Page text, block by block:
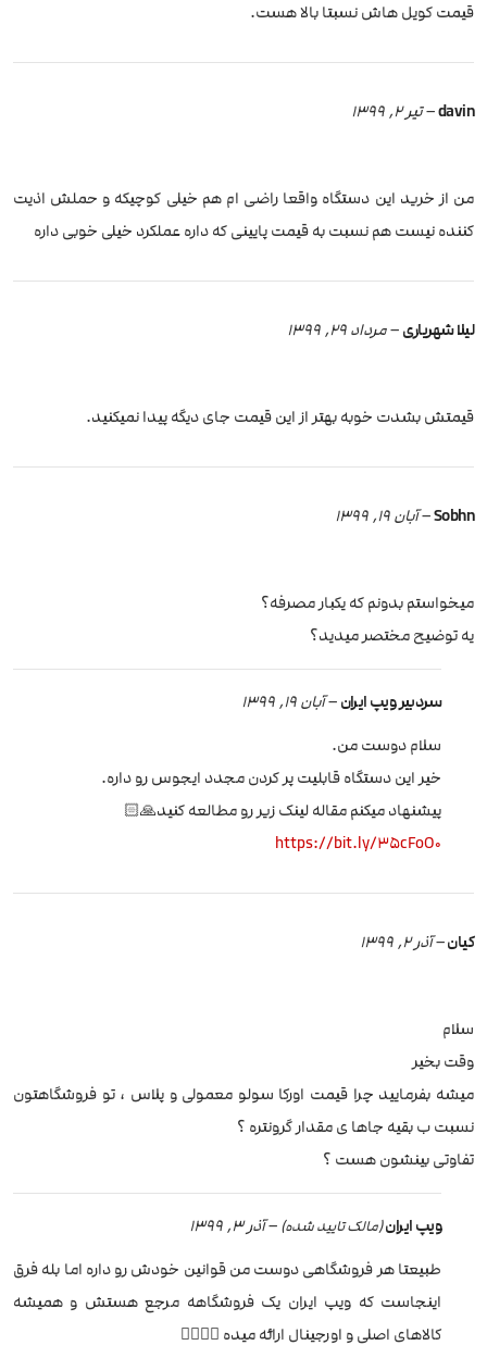
قیمت کویل هاش نسبتا بالا هست.
davin
–تیر 2, 1399
من از خرید این دستگاه واقعا راضی ام هم خیلی کوچیکه و حملش اذیت
کننده نیست هم نسبت به قیمت پایینی که داره عملکرد خیلی خوبی داره
لیلا شهریاری– مرداد 29, 1399
قیمتش بشدت خوبه بهتر از این قیمت جای دیگه پیدا نمیکنید.
Sobhn
–آبان 19, 1399
میخواستم بدونم که یکبار مصرفه؟
یه توضیح مختصر میدید؟
سردبیر ویپ ایران–آبان 19, 1399
سلام دوست من.
خیر این دستگاه قابلیت پر کردن مجدد ایجوس رو داره.
پیشنهاد میکنم مقاله لینک زیر رو مطالعه کنید🙏🏻
https://bit.ly/35cFoO0
کیان–آذر 2, 1399
سلام
وقت بخیر
میشه بفرمایید چرا قیمت اورکا سولو معمولی و پلاس ، تو فروشگاهتون
نسبت ب بقیه جاها ی مقدار گرونتره ؟
تفاوتی بینشون هست ؟
ویپ ایران(مالک تایید شده) –آذر 3, 1399
طبیعتا هر فروشگاهی دوست من قوانین خودش رو داره اما بله فرق
اینجاست که ویپ ایران یک فروشگاهه مرجع هستش و همیشه
کالاهای اصلی و اورجینال ارائه میده 👌🏻🙏🏻